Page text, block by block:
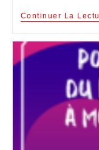
Continuer La